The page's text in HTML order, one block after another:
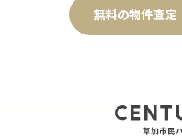
無料の物件査定